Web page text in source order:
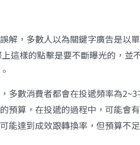
解，多數人以為關鍵字廣告是以
這樣的點擊是要不斷曝光的，並
多數消費者都會在投遞頻率為
預算，在投遞的過程中，可能會
能達到成效跟轉換率，但預算不